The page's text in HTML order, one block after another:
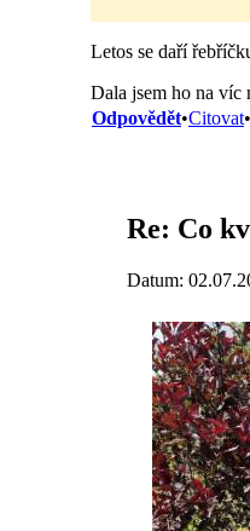
Letos se daří
Dala jsem ho na víc
Odpovědět•Citovat•
Re: Co
Datum: